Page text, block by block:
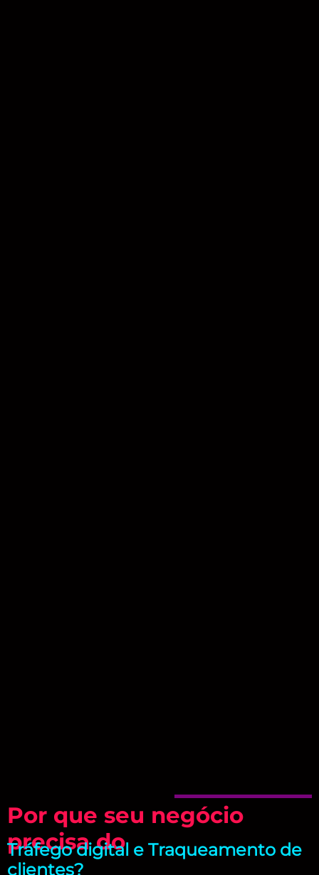
Por que seu negócio
precisa do
Tráfego digital e Traqueamento de
clientes?